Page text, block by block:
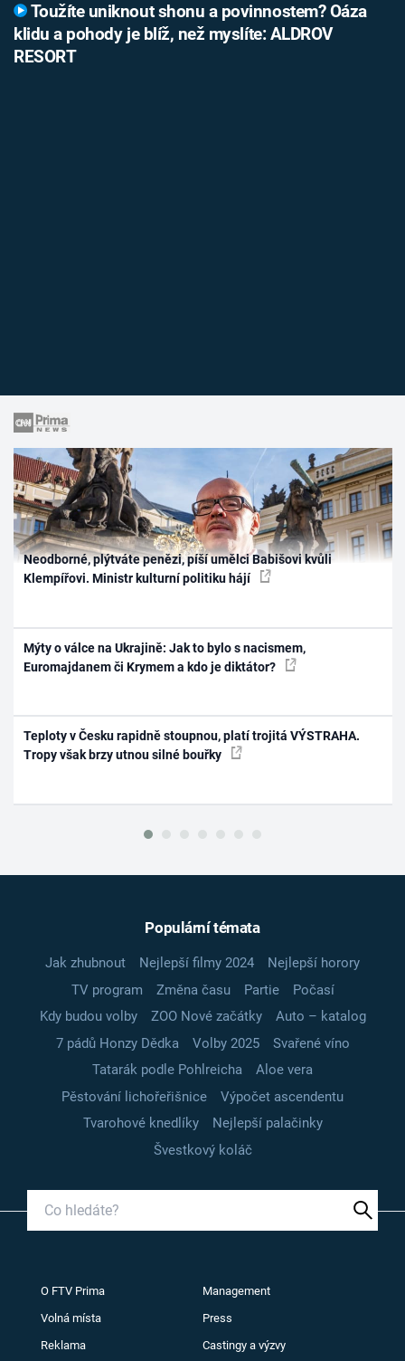
Toužíte uniknout shonu a povinnostem? Oáza
klidu a pohody je blíž, než myslíte: ALDROV
RESORT
Neodborné, plýtváte penězi, píší umělci Babišovi kvůli
Klempířovi. Ministr kulturní politiku hájí
Mýty o válce na Ukrajině: Jak to bylo s nacismem,
Euromajdanem či Krymem a kdo je diktátor?
Teploty v Česku rapidně stoupnou, platí trojitá VÝSTRAHA.
Tropy však brzy utnou silné bouřky
Populární témata
Jak zhubnout Nejlepší filmy 2024
Nejlepší horory
TV program
Změna času Partie
Počasí
Kdy budou volby
ZOO Nové začátky
Auto – katalog
7 pádů Honzy Dědka
Volby 2025
Svařené víno
Tatarák podle Pohlreicha
Aloe vera
Pěstování lichořeřišnice
Výpočet ascendentu
Tvarohové knedlíky
Nejlepší palačinky
Švestkový koláč
O FTV Prima Management
Volná místa Press
Reklama Castingy a výzvy